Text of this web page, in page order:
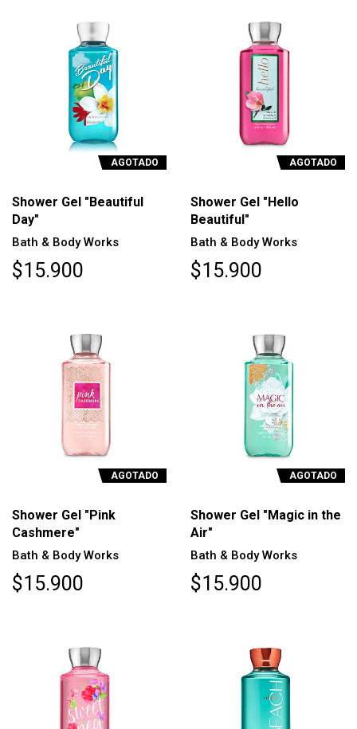
AGOTADO
Shower Gel "Beautiful
Day"
Bath & Body Works
$15.900
AGOTADO
Shower Gel "Hello
Beautiful"
Bath & Body Works
$15.900
AGOTADO
Shower Gel "Pink
Cashmere"
Bath & Body Works
$15.900
AGOTADO
Shower Gel "Magic in the
Air"
Bath & Body Works
$15.900